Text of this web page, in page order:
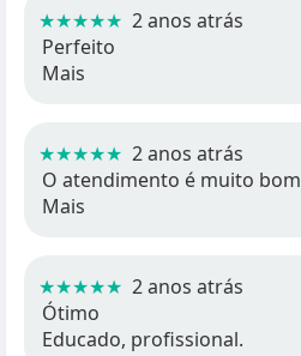
★★★★★ 2 anos atrás
Perfeito
Mais
★★★★★ 2 anos atrás
O atendimento é muito bom
Mais
★★★★★ 2 anos atrás
Ótimo
Educado, profissional.